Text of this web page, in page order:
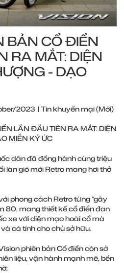
BẢN CỔ ĐIỂN
RA MẮT: DIỆN
- DẠO
2023 | Tin khuyến mại (Mới)
LẦN ĐẦU TIÊN RA MẮT: DIỆN
MIỀN KÝ ỨC
dân đã đồng hành cùng triệu
làn gió mới Retro mang hơi thở
phong cách Retro từng “gây
80, mang thiết kế cổ điển đan
xe với diện mạo hoài cổ mà
cá tính cho chủ sở hữu.
phiên bản Cổ điển còn sở
liệu, vận hành mạnh mẽ, bền